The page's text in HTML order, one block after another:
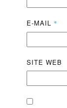
E-MAIL *
SITE WEB